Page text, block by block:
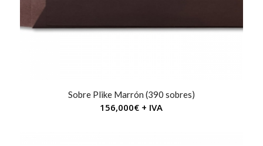
Sobre Plike Marrón (390 sobres)
156,000€ + IVA